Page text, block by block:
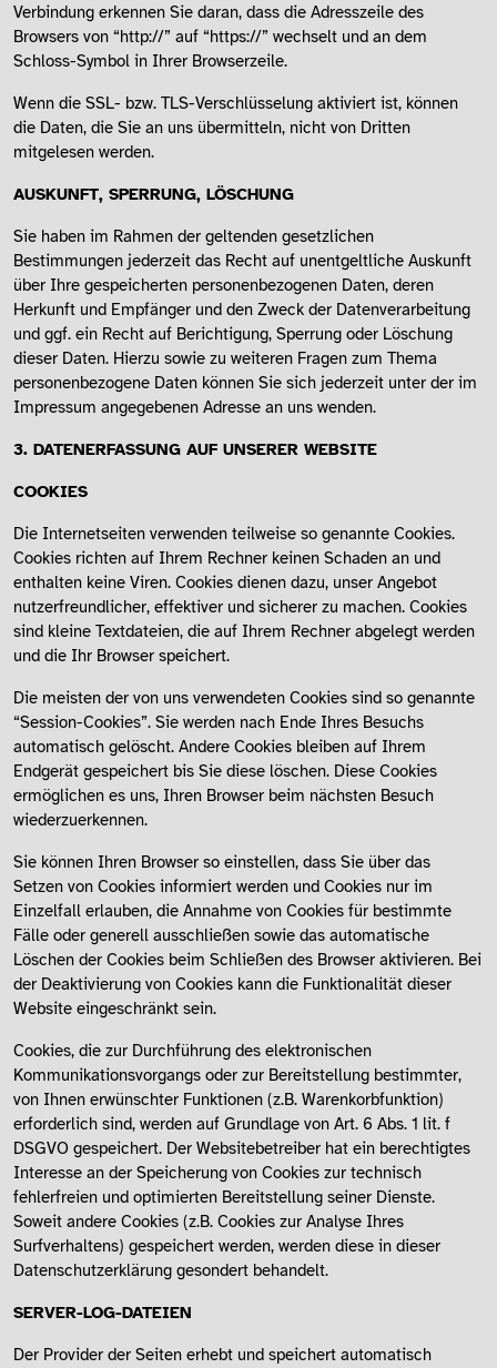
Verbindung erkennen Sie daran, dass die Adresszeile des
Browsers von “http://” auf “https://” wechselt und an dem
Schloss-Symbol in Ihrer Browserzeile.
Wenn die SSL- bzw. TLS-Verschlüsselung aktiviert ist, können
die Daten, die Sie an uns übermitteln, nicht von Dritten
mitgelesen werden.
AUSKUNFT, SPERRUNG, LÖSCHUNG
Sie haben im Rahmen der geltenden gesetzlichen
Bestimmungen jederzeit das Recht auf unentgeltliche Auskunft
über Ihre gespeicherten personenbezogenen Daten, deren
Herkunft und Empfänger und den Zweck der Datenverarbeitung
und ggf. ein Recht auf Berichtigung, Sperrung oder Löschung
dieser Daten. Hierzu sowie zu weiteren Fragen zum Thema
personenbezogene Daten können Sie sich jederzeit unter der im
Impressum angegebenen Adresse an uns wenden.
3. DATENERFASSUNG AUF UNSERER WEBSITE
COOKIES
Die Internetseiten verwenden teilweise so genannte Cookies.
Cookies richten auf Ihrem Rechner keinen Schaden an und
enthalten keine Viren. Cookies dienen dazu, unser Angebot
nutzerfreundlicher, effektiver und sicherer zu machen. Cookies
sind kleine Textdateien, die auf Ihrem Rechner abgelegt werden
und die Ihr Browser speichert.
Die meisten der von uns verwendeten Cookies sind so genannte
“Session-Cookies”. Sie werden nach Ende Ihres Besuchs
automatisch gelöscht. Andere Cookies bleiben auf Ihrem
Endgerät gespeichert bis Sie diese löschen. Diese Cookies
ermöglichen es uns, Ihren Browser beim nächsten Besuch
wiederzuerkennen.
Sie können Ihren Browser so einstellen, dass Sie über das
Setzen von Cookies informiert werden und Cookies nur im
Einzelfall erlauben, die Annahme von Cookies für bestimmte
Fälle oder generell ausschließen sowie das automatische
Löschen der Cookies beim Schließen des Browser aktivieren. Bei
der Deaktivierung von Cookies kann die Funktionalität dieser
Website eingeschränkt sein.
Cookies, die zur Durchführung des elektronischen
Kommunikationsvorgangs oder zur Bereitstellung bestimmter,
von Ihnen erwünschter Funktionen (z.B. Warenkorbfunktion)
erforderlich sind, werden auf Grundlage von Art. 6 Abs. 1 lit. f
DSGVO gespeichert. Der Websitebetreiber hat ein berechtigtes
Interesse an der Speicherung von Cookies zur technisch
fehlerfreien und optimierten Bereitstellung seiner Dienste.
Soweit andere Cookies (z.B. Cookies zur Analyse Ihres
Surfverhaltens) gespeichert werden, werden diese in dieser
Datenschutzerklärung gesondert behandelt.
SERVER-LOG-DATEIEN
Der Provider der Seiten erhebt und speichert automatisch